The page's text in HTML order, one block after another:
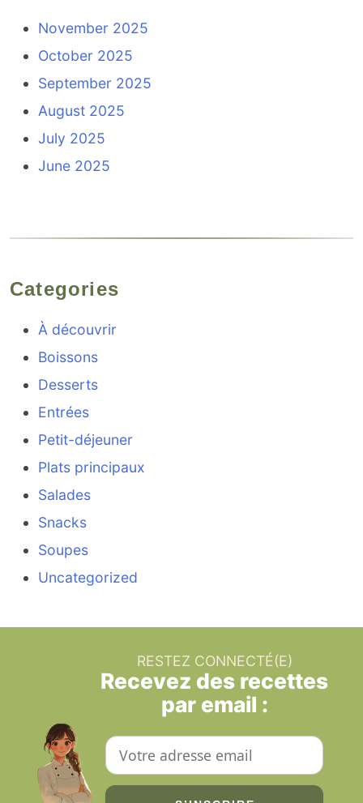
November 2025
October 2025
September 2025
August 2025
July 2025
June 2025
Categories
À découvrir
Boissons
Desserts
Entrées
Petit-déjeuner
Plats principaux
Salades
Snacks
Soupes
Uncategorized
RESTEZ CONNECTÉ(E)
Recevez des recettes
par email :